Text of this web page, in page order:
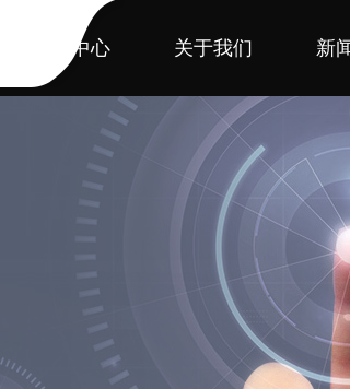
产品中心 关于我们 新